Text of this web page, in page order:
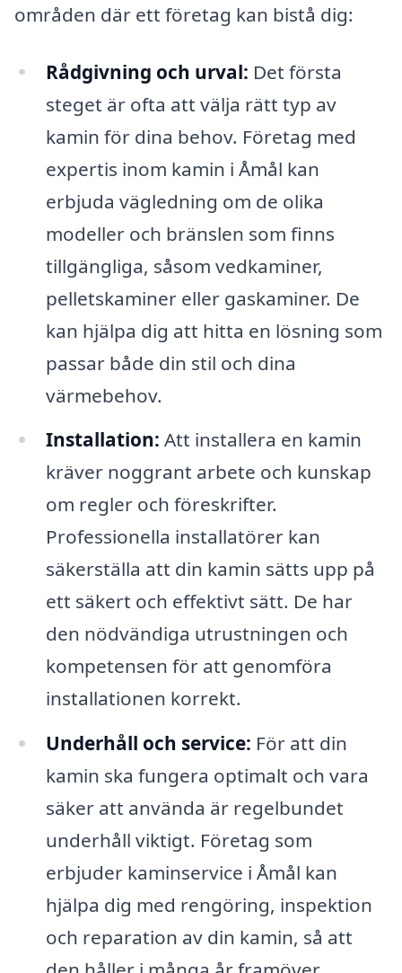
områden där ett företag kan bistå dig:
Rådgivning och urval: Det första
steget är ofta att välja rätt typ av
kamin för dina behov. Företag med
expertis inom kamin i Åmål kan
erbjuda vägledning om de olika
modeller och bränslen som finns
tillgängliga, såsom vedkaminer,
pelletskaminer eller gaskaminer. De
kan hjälpa dig att hitta en lösning som
passar både din stil och dina
värmebehov.
Installation: Att installera en kamin
kräver noggrant arbete och kunskap
om regler och föreskrifter.
Professionella installatörer kan
säkerställa att din kamin sätts upp på
ett säkert och effektivt sätt. De har
den nödvändiga utrustningen och
kompetensen för att genomföra
installationen korrekt.
Underhåll och service: För att din
kamin ska fungera optimalt och vara
säker att använda är regelbundet
underhåll viktigt. Företag som
erbjuder kaminservice i Åmål kan
hjälpa dig med rengöring, inspektion
och reparation av din kamin, så att